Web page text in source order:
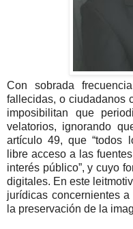
Con sobrada
fallecidas, o ciudadanos
imposibilitan que
velatorios, ignorando
artículo 49, que “todos
libre acceso a las
interés público”, y cuyo
digitales. En este
jurídicas concernientes
la preservación de la